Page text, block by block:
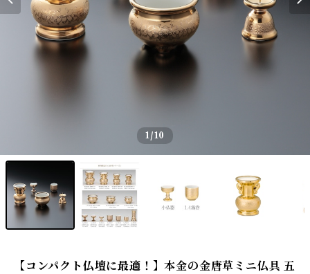
1/10
【コンパクト仏壇に最適！】本金の金唐草ミニ仏具 五